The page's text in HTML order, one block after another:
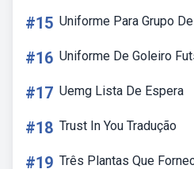
#15 Uniforme Para Grupo
#16 Uniforme De Goleiro
#17 Uemg Lista De Espera
#18 Trust In You Tradução
#19 Três Plantas Que